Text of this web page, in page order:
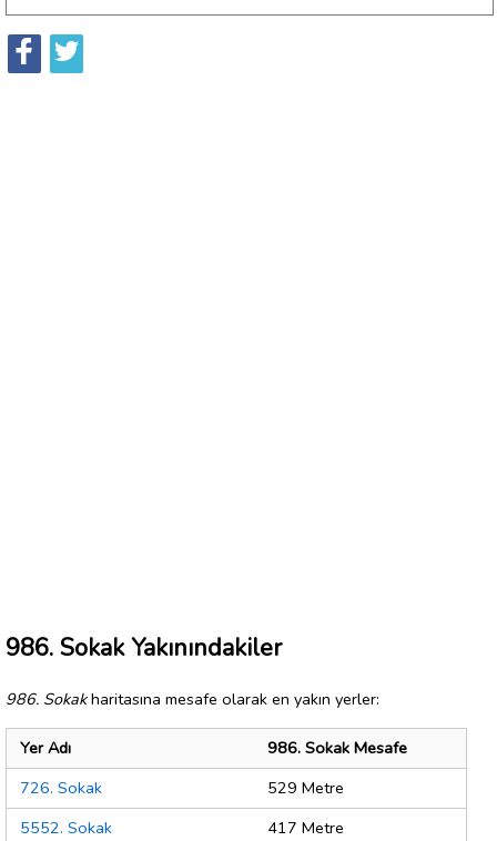
986. Sokak Yakınındakiler
986. Sokakharitasına mesafe olarak en yakın yerler:
Yer Adı
986. Sokak Mesafe
726. Sokak
529 Metre
5552. Sokak
417 Metre